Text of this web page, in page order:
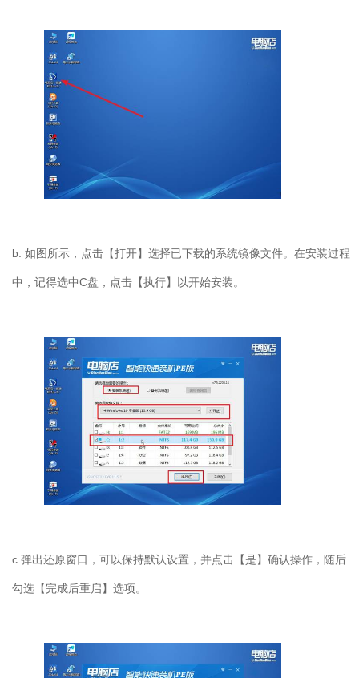
b. 如图所示，点击【打开】选择已下载的系统镜像文件。在安装过程
中，记得选中C盘，点击【执行】以开始安装。
c. 弹出还原窗口，可以保持默认设置，并点击【是】确认操作，随后
勾选【完成后重启】选项。